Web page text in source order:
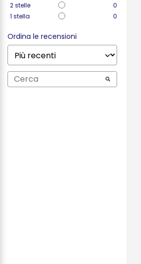
2stelle
0
1 stella 0
Ordina le recensioni